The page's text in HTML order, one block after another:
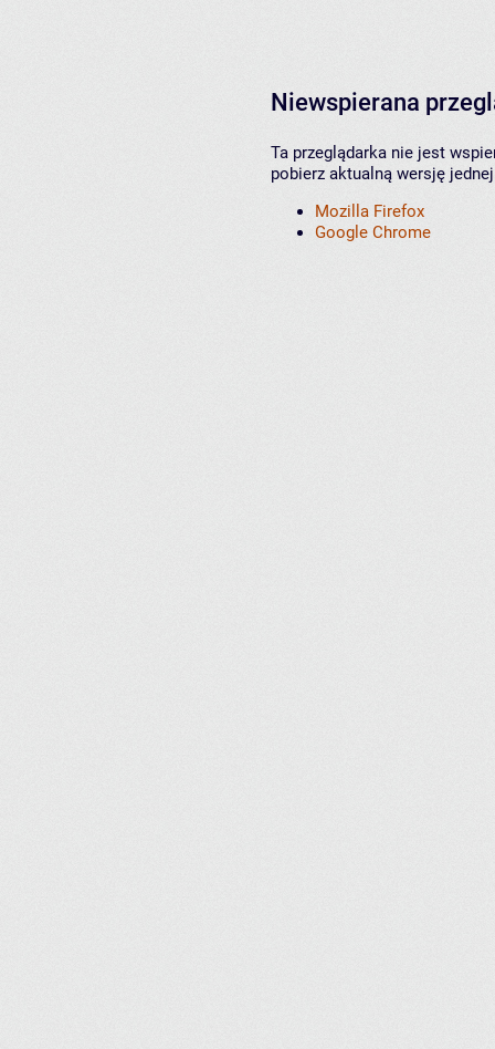
Niewspierana
Ta przeglądarka nie jest
pobierz aktualną wersję
Mozilla Firefox
Google Chrome